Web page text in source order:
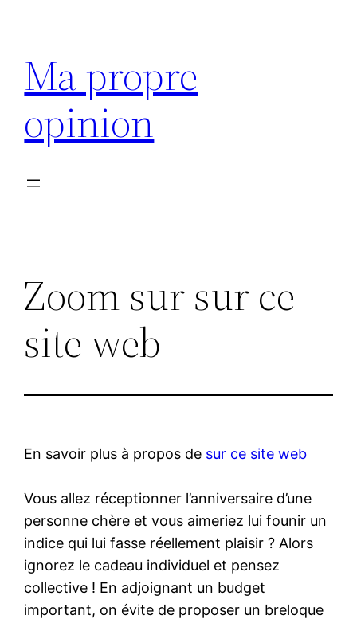
contenu
Ma propre
opinion
Zoom sur sur ce
site web
En savoir plus à propos de sur ce site web
Vous allez réceptionner l’anniversaire d’une
personne chère et vous aimeriez lui founir un
indice qui lui fasse réellement plaisir ? Alors
ignorez le cadeau individuel et pensez
collective ! En adjoignant un budget
important, on évite de proposer un breloque